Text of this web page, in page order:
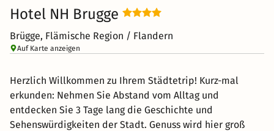
Hotel NH Brugge
Brügge, Flämische Region / Flandern
Auf Karte anzeigen
Herzlich Willkommen zu Ihrem Städtetrip! Kurz-mal
erkunden: Nehmen Sie Abstand vom Alltag und
entdecken Sie 3 Tage lang die Geschichte und
Sehenswürdigkeiten der Stadt. Genuss wird hier groß